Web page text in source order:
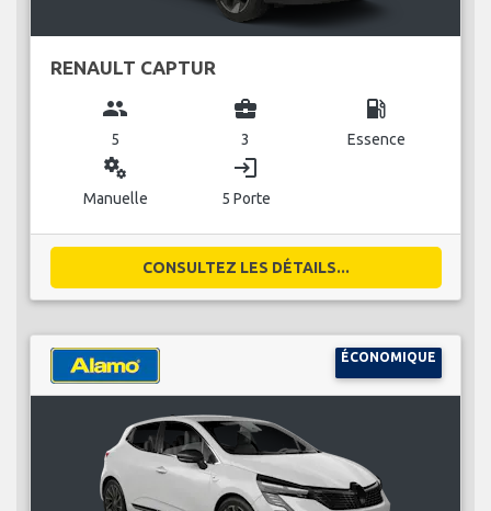
RENAULT CAPTUR
group
5
business_center
3
local_gas_station
Essence
miscellaneous_services
Manuelle
login
5 Porte
CONSULTEZ LES DÉTAILS...
ÉCONOMIQUE